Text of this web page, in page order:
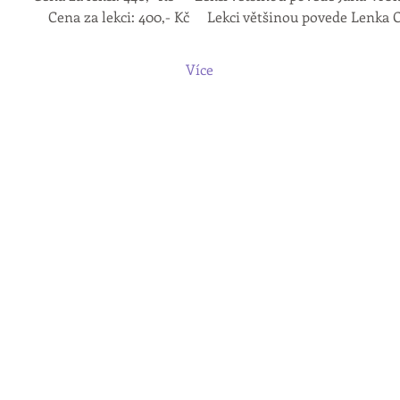
: 7:30 – 9:00 	                       Cena za lekci: 400,- Kč     Lekci většinou povede
Více